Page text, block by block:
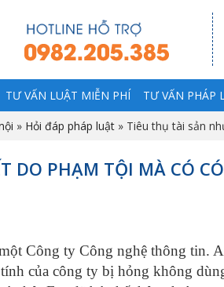
TƯ VẤN LUẬT MIỄN PHÍ TƯ VẤN PHÁP
» Hỏi đáp pháp luật » Tiêu thụ tài sản
DO PHẠM TỘI MÀ CÓ CÓ
Công ty Công nghệ thông tin.
của công ty bị hỏng không